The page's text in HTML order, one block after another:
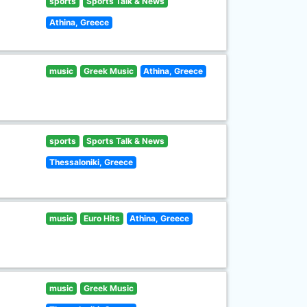
Athina, Greece
music Greek Music Athina, Greece
sports Sports Talk & News
Thessaloniki, Greece
music Euro Hits Athina, Greece
music Greek Music